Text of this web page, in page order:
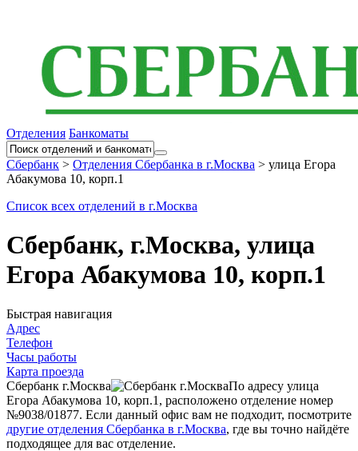
Отделения Банкоматы
Сбербанк > Отделения Сбербанка в г.Москва > улица Егора
Абакумова 10, корп.1
Список всех отделений в г.Москва
Сбербанк, г.Москва, улица
Егора Абакумова 10, корп.1
Быстрая навигация
Адрес
Телефон
Часы работы
Карта проезда
Сбербанк г.Москва
По адресу улица
Егора Абакумова 10, корп.1, расположено отделение номер
№9038/01877. Если данный офис вам не подходит, посмотрите
другие отделения Сбербанка в г.Москва, где вы точно найдёте
подходящее для вас отделение.